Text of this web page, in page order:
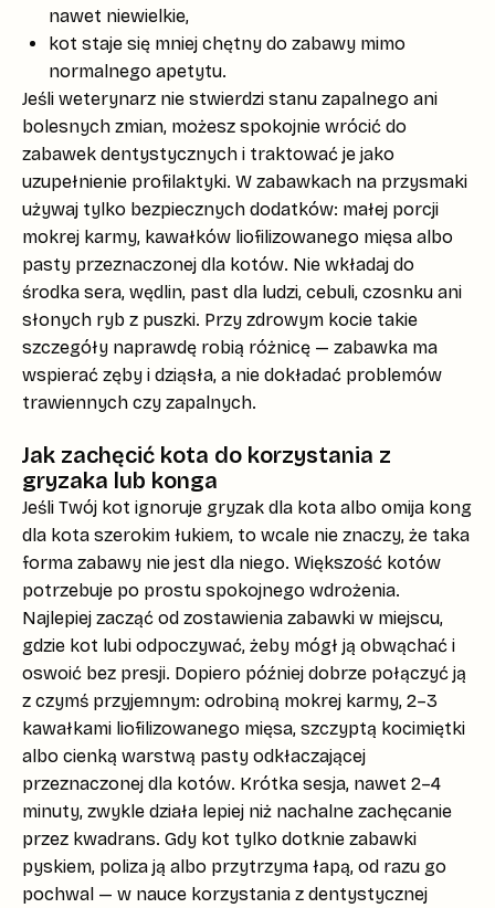
nawet niewielkie,
kot staje się mniej chętny do zabawy mimo
normalnego apetytu.
Jeśli weterynarz nie stwierdzi stanu zapalnego ani
bolesnych zmian, możesz spokojnie wrócić do
zabawek dentystycznych i traktować je jako
uzupełnienie profilaktyki. W zabawkach na przysmaki
używaj tylko bezpiecznych dodatków: małej porcji
mokrej karmy, kawałków liofilizowanego mięsa albo
pasty przeznaczonej dla kotów. Nie wkładaj do
środka sera, wędlin, past dla ludzi, cebuli, czosnku ani
słonych ryb z puszki. Przy zdrowym kocie takie
szczegóły naprawdę robią różnicę — zabawka ma
wspierać zęby i dziąsła, a nie dokładać problemów
trawiennych czy zapalnych.
Jak zachęcić kota do korzystania z
gryzaka lub konga
Jeśli Twój kot ignoruje gryzak dla kota albo omija kong
dla kota szerokim łukiem, to wcale nie znaczy, że taka
forma zabawy nie jest dla niego. Większość kotów
potrzebuje po prostu spokojnego wdrożenia.
Najlepiej zacząć od zostawienia zabawki w miejscu,
gdzie kot lubi odpoczywać, żeby mógł ją obwąchać i
oswoić bez presji. Dopiero później dobrze połączyć ją
z czymś przyjemnym: odrobiną mokrej karmy, 2–3
kawałkami liofilizowanego mięsa, szczyptą kocimiętki
albo cienką warstwą pasty odkłaczającej
przeznaczonej dla kotów. Krótka sesja, nawet 2–4
minuty, zwykle działa lepiej niż nachalne zachęcanie
przez kwadrans. Gdy kot tylko dotknie zabawki
pyskiem, poliza ją albo przytrzyma łapą, od razu go
pochwal — w nauce korzystania z dentystycznej